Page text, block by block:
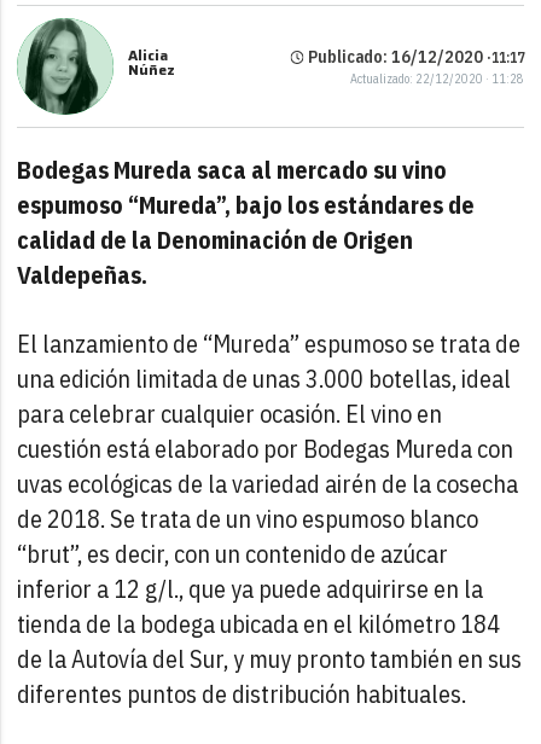
Alicia
Núñez
Publicado: 16/12/2020 ·11:17
Actualizado: 22/12/2020 · 11:28
Bodegas Mureda saca al mercado su vino
espumoso “Mureda”, bajo los estándares de
calidad de la Denominación de Origen
Valdepeñas.
El lanzamiento de “Mureda” espumoso se trata de
una edición limitada de unas 3.000 botellas, ideal
para celebrar cualquier ocasión. El vino en
cuestión está elaborado por Bodegas Mureda con
uvas ecológicas de la variedad airén de la cosecha
de 2018. Se trata de un vino espumoso blanco
“brut”, es decir, con un contenido de azúcar
inferior a 12 g/l., que ya puede adquirirse en la
tienda de la bodega ubicada en el kilómetro 184
de la Autovía del Sur, y muy pronto también en sus
diferentes puntos de distribución habituales.